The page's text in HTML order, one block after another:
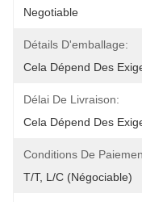
Negotiable
Détails D'emballage:
Cela Dépend Des
Délai De Livraison:
Cela Dépend Des
Conditions De
T/T, L/C (négociable)